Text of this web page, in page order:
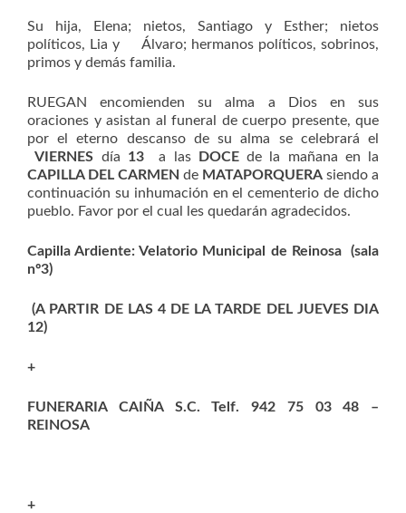
Su hija, Elena; nietos, Santiago y Esther; nietos
políticos, Lia y Álvaro; hermanos políticos, sobrinos,
primos y demás familia.
RUEGAN encomienden su alma a Dios en sus
oraciones y asistan al funeral de cuerpo presente, que
por el eterno descanso de su alma se celebrará el
VIERNES día 13 a las DOCE de la mañana en la
CAPILLA DEL CARMEN de MATAPORQUERA siendo a
continuación su inhumación en el cementerio de dicho
pueblo. Favor por el cual les quedarán agradecidos.
Capilla Ardiente: Velatorio Municipal de Reinosa (sala
nº3)
(A PARTIR DE LAS 4 DE LA TARDE DEL JUEVES DIA
12)
+
FUNERARIA CAIÑA S.C. Telf. 942 75 03 48 –
REINOSA
+